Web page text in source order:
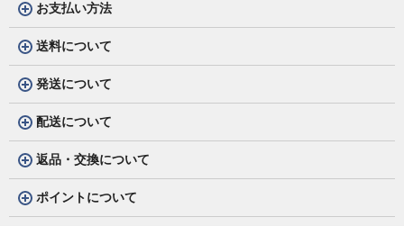
お支払い方法
送料について
発送について
配送について
返品・交換について
ポイントについて